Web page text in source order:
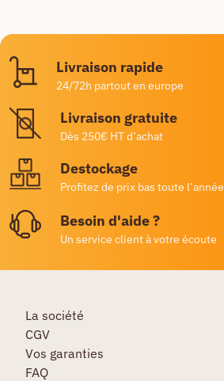
Livraison rapide
24/72h partout en europe
Livraison gratuite
Dès 250€ HT d’achat
Destockage
Profitez de prix bas toute l’année
Besoin d'aide ?
Un service client à votre écoute
La société
CGV
Vos garanties
FAQ